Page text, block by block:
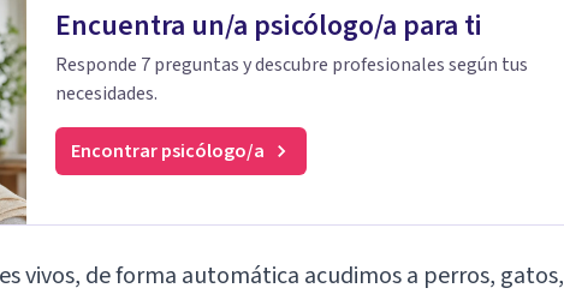
Encuentra un/a psicólogo/a para ti
Responde 7 preguntas y descubre profesionales según tus
necesidades.
Encontrar psicólogo/a
vivos, de forma automática acudimos a perros, gatos,